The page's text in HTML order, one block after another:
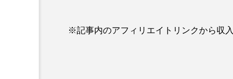
※記事内のアフィリエイトリンクから収